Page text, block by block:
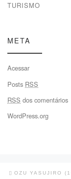
TURISMO
META
Acessar
Posts RSS
RSS dos comentários
WordPress.org
Navegação